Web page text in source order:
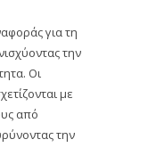
για τη
την
Οι
με
από
την